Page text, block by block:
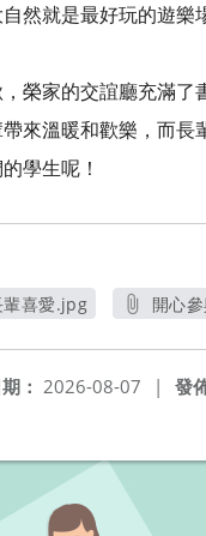
然就是最好玩的遊樂
榮家的交誼廳充滿了
來溫暖和歡樂，而長
學生呢！
輩喜愛.jpg
開心
發
： 2026-08-07
|